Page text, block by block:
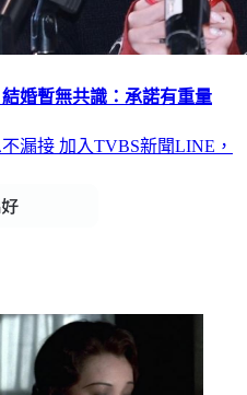
婚暫無共識：承諾有重量
漏接 加入TVBS新聞LINE，